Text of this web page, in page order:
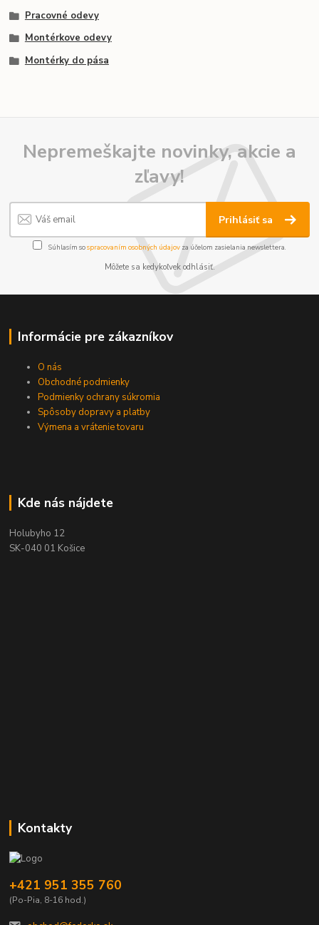
Pracovné odevy
Montérkove odevy
Montérky do pása
Nepremeškajte novinky, akcie a
zľavy!
Prihlásiť sa
Súhlasím sospracovaním osobných údajov za účelom zasielania newslettera.
Môžete sa kedykoľvek odhlásiť.
Informácie pre zákazníkov
O nás
Obchodné podmienky
Podmienky ochrany súkromia
Spôsoby dopravy a platby
Výmena a vrátenie tovaru
Kde nás nájdete
Holubyho 12
SK-040 01 Košice
Kontakty
+421 951 355 760
(Po-Pia, 8-16 hod.)